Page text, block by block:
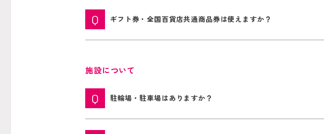
ギフト券・全国百貨店共通商品券は使えますか？
施設について
駐輪場・駐車場はありますか？